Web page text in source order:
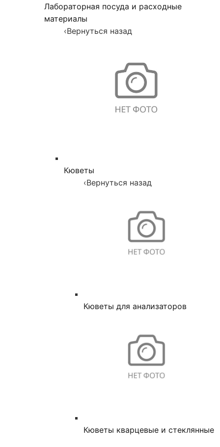
Лабораторная посуда и расходные
материалы
‹Вернуться назад
Кюветы
‹Вернуться назад
Кюветы для анализаторов
Кюветы кварцевые и стеклянные